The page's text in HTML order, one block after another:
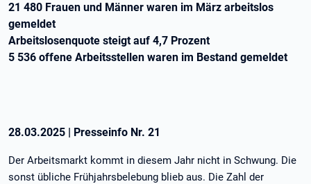
21 480 Frauen und Männer waren im März arbeitslos
gemeldet
Arbeitslosenquote steigt auf 4,7 Prozent
5 536 offene Arbeitsstellen waren im Bestand gemeldet
28.03.2025 | Presseinfo Nr. 21
Der Arbeitsmarkt kommt in diesem Jahr nicht in Schwung. Die
sonst übliche Frühjahrsbelebung blieb aus. Die Zahl der